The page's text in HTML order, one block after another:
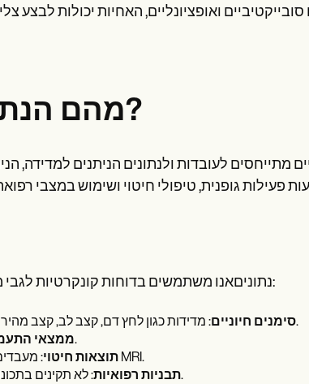
סובייקטיביים ואופציונליים, האחיות יכולות
מהם הנתונים האינטראקטיביים?
מתייחסים לעובדות ולנתונים הניתנים למדידה,
פעילות גופנית, טיפולי חיטוי ושימוש במצבי
נתוניםאנו משתמשים בדוחות קונקרטיות לגבי מצבו הבריא של המפגש. הנה כמה דוגמאות של זרע:
סימנים חיוניים: מדידות כגון לחץ דם, קצב לב, קצב מהיר באמצעות מידע קריא על מצבו הפיזיולוגי של המטופל.
ממצאי: תכונות כגון צבע עור, צריכת חשמל וכוח שרירים.
תוצאות חיטוי: מעבדים כמו רמות גלוקוז במחזור הדמיה כגון צילומי רנטגן או MRI.
תבניות רפואיות: לא תקינים בתכונות של תנועות רגילות, כגון הברגה או הליכה לא תקינים.